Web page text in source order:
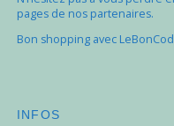
pages de nos partenaires.
Bon shopping avec
INFOS